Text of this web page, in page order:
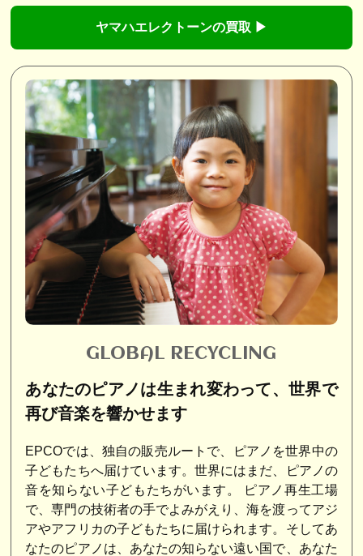
ヤマハエレクトーンの買取 ▶︎
GLOBAL RECYCLING
あなたのピアノは生まれ変わって、世界で
再び音楽を響かせます
EPCOでは、独自の販売ルートで、ピアノを世界中の
子どもたちへ届けています。世界にはまだ、ピアノの
音を知らない子どもたちがいます。 ピアノ再生工場
で、専門の技術者の手でよみがえり、海を渡ってアジ
アやアフリカの子どもたちに届けられます。そしてあ
なたのピアノは、あなたの知らない遠い国で、あなた